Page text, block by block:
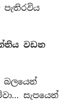
පැතිරවිය
වඩන
බලයෙන්
සැපයෙන්